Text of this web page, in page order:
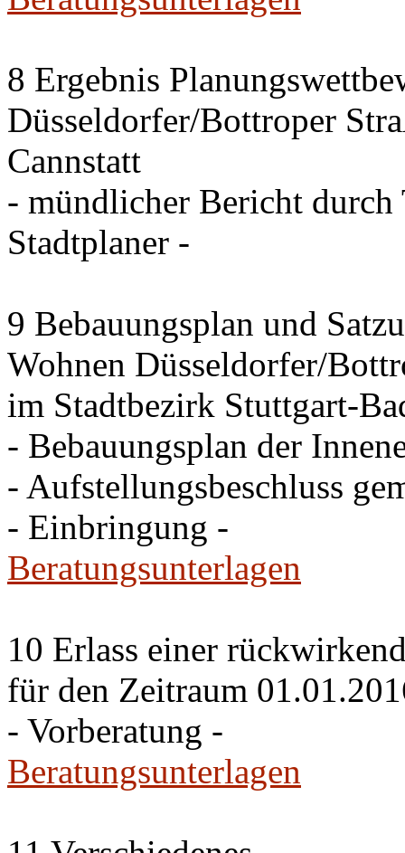
8 Ergebnis
Düsseldorfer/Bottroper
Cannstatt
- mündlicher Bericht
Stadtplaner -
9 Bebauungsplan und
Wohnen Düsseldorfer/
im Stadtbezirk Stuttgart-
- Bebauungsplan der
- Aufstellungsbeschluss
- Einbringung -
Beratungsunterlagen
10 Erlass einer
für den Zeitraum
- Vorberatung -
Beratungsunterlagen